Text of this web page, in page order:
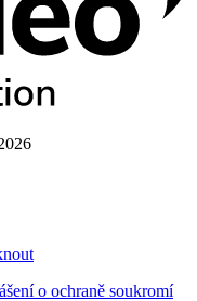
o ochraně soukromí